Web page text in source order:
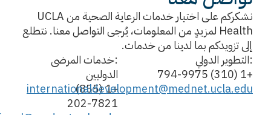
نشكركم على اختيار خدمات الرعاية الصحية من UCLA
Health لمزيدٍ من المعلومات، يُرجى التواصل معنا. نتطلع
إلى تزويدكم بما لدينا من خدمات.
:خدمات المرضى
الدوليين
+1 (855)
202-7821
:التطوير الدولي
+1 (310) 794-9975
internationaldevelopment@mednet.ucla.edu